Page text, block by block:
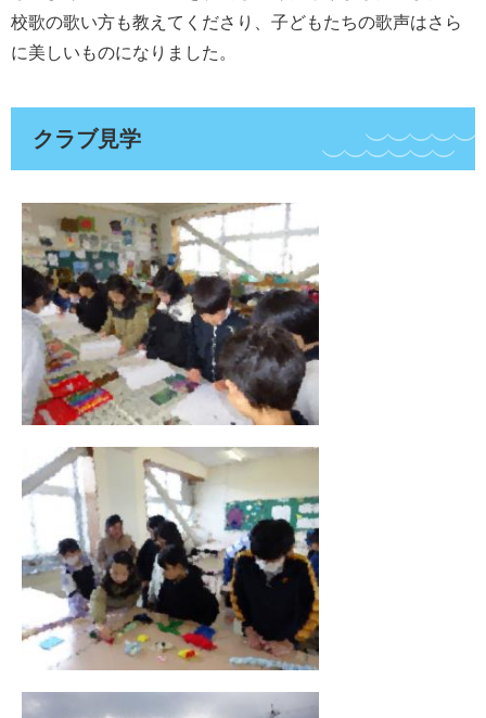
校歌の歌い方も教えてくださり、子どもたちの歌声はさら
に美しいものになりました。
クラブ見学